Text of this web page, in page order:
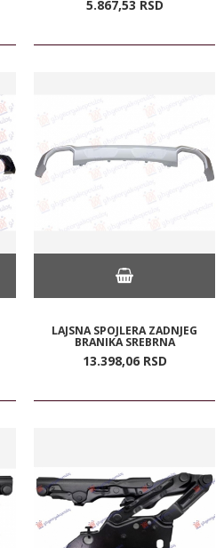
5.867,53 RSD
LAJSNA SPOJLERA ZADNJEG
BRANIKA SREBRNA
13.398,06 RSD